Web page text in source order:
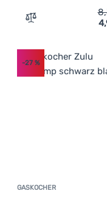
Zum Vergleich
GASKOCHER
-27%